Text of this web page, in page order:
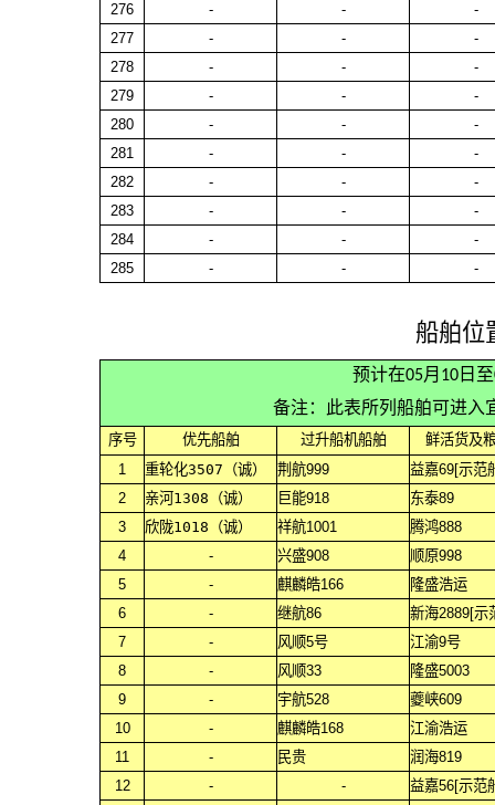
276
- -
-
277
- -
-
278
- -
-
279
- -
-
280
- -
-
281
- -
-
282
- -
-
283
- -
-
284
- -
-
285
- - -
船舶位
预计在05月10日
备注：此表所列船舶可进入
序号 优先船舶 过升船机船舶 鲜活货及
1 重轮化3507（诚） 荆航999
益嘉69[示范
2
亲河1308（诚） 巨能918
东泰89
3
欣陇1018（诚） 祥航1001
腾鸿888
4
- 兴盛908
顺原998
5
- 麒麟皓166
隆盛浩运
6
- 继航86
新海2889[示
7
- 风顺5号
江渝9号
8
- 风顺33
隆盛5003
9
- 宇航528
夔峡609
10
- 麒麟皓168
江渝浩运
11
- 民贵
润海819
12
- -
益嘉56[示范